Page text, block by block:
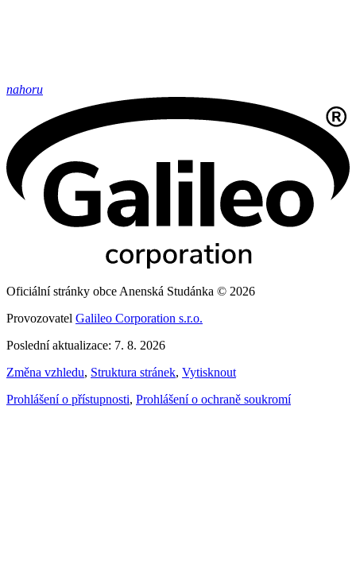
nahoru
Oficiální stránky obce Anenská Studánka © 2026
Provozovatel Galileo Corporation s.r.o.
Poslední aktualizace: 7. 8. 2026
Změna vzhledu, Struktura stránek, Vytisknout
Prohlášení o přístupnosti, Prohlášení o ochraně soukromí